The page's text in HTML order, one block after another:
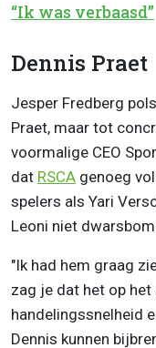
“Ik was verbaasd”
Dennis Praet
Jesper Fredberg
Praet, maar tot
voormalige CEO
dat RSCA genoeg
spelers als Yari
Leoni niet
"Ik had hem graag
zag je dat het op
handelingssnelheid
Dennis kunnen